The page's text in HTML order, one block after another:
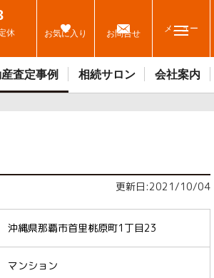
休
お気に入り お問合せ メニュー
査定事例 相続サロン 会社案内
更新日:2021/10/04
沖縄県那覇市首里桃原町1丁目23
マンション